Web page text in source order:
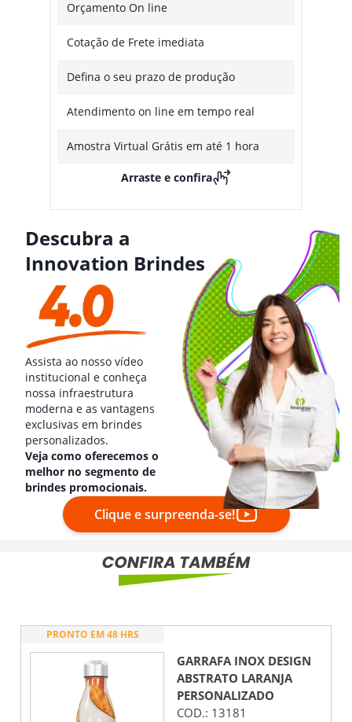
Orçamento On line
Cotação de Frete imediata
Defina o seu prazo de produção
Atendimento on line em tempo real
Amostra Virtual Grátis em até 1 hora
Arraste e confira
Descubra a
Innovation Brindes
Assista ao nosso vídeo
institucional e conheça
nossa infraestrutura
moderna e as vantagens
exclusivas em brindes
personalizados.
Veja como oferecemos o
melhor no segmento de
brindes promocionais.
Clique e surpreenda-se!
PRONTO EM 48 HRS
GARRAFA INOX DESIGN
ABSTRATO LARANJA
PERSONALIZADO
COD.: 13181